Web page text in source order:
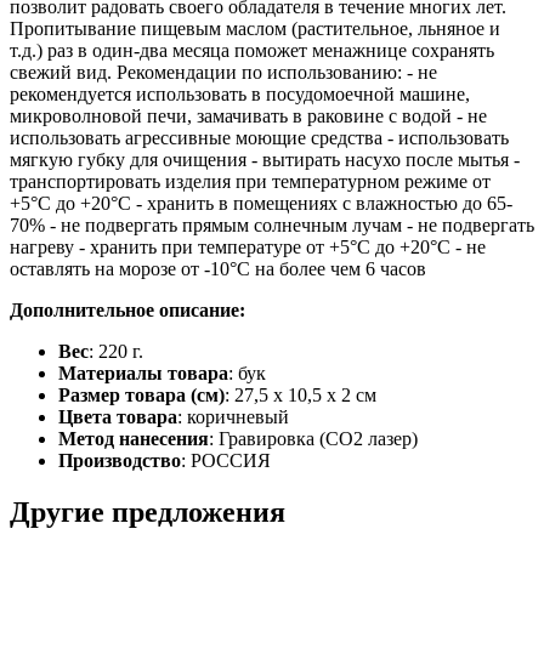
позволит радовать своего обладателя в течение многих лет.
Пропитывание пищевым маслом (растительное, льняное и
т.д.) раз в один-два месяца поможет менажнице сохранять
свежий вид. Рекомендации по использованию: - не
рекомендуется использовать в посудомоечной машине,
микроволновой печи, замачивать в раковине с водой - не
использовать агрессивные моющие средства - использовать
мягкую губку для очищения - вытирать насухо после мытья -
транспортировать изделия при температурном режиме от
+5°C до +20°C - хранить в помещениях с влажностью до 65-
70% - не подвергать прямым солнечным лучам - не подвергать
нагреву - хранить при температуре от +5°C до +20°C - не
оставлять на морозе от -10°C на более чем 6 часов
Дополнительное описание:
Вес: 220 г.
Материалы товара: бук
Размер товара (см): 27,5 x 10,5 x 2 см
Цвета товара: коричневый
Метод нанесения: Гравировка (CO2 лазер)
Производство: РОССИЯ
Другие предложения